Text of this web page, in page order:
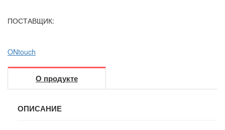
ПОСТАВЩИК:
ONtouch
О продукте
ОПИСАНИЕ